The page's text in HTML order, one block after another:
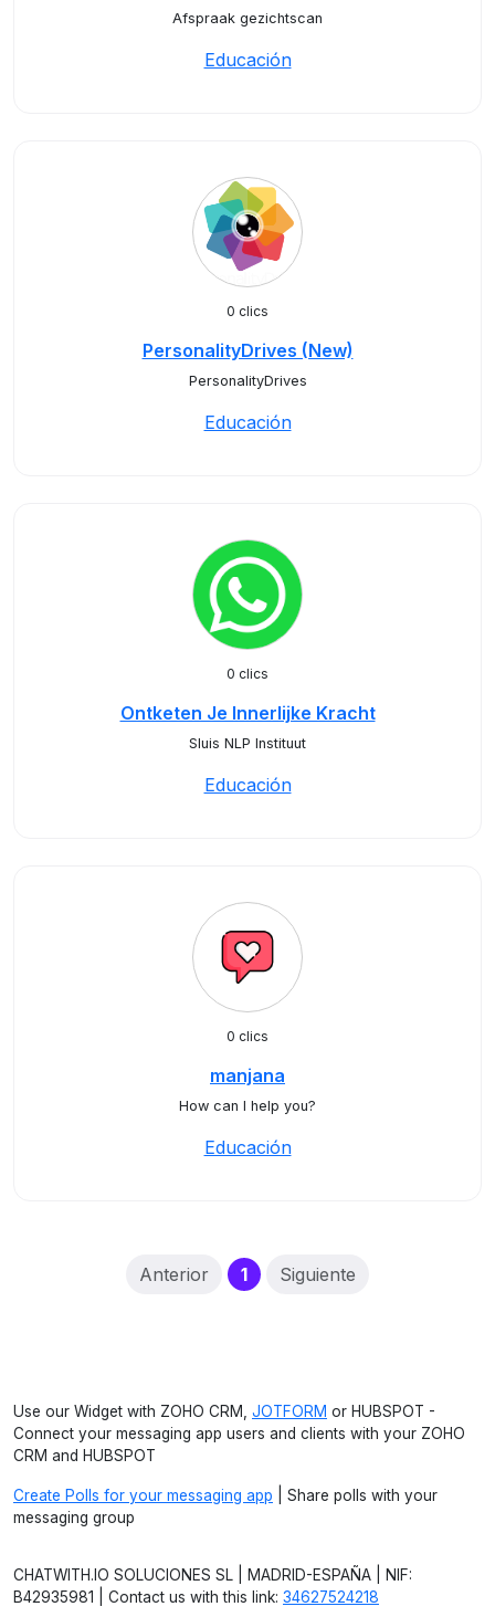
Afspraak gezichtscan
Educación
0 clics
PersonalityDrives (New)
PersonalityDrives
Educación
0 clics
Ontketen Je Innerlijke Kracht
Sluis NLP Instituut
Educación
0 clics
manjana
How can I help you?
Educación
Anterior 1(current)
Siguiente
Use our Widget with ZOHO CRM, JOTFORM or HUBSPOT -
Connect your messaging app users and clients with your ZOHO
CRM and HUBSPOT
Create Polls for your messaging app | Share polls with your
messaging group
CHATWITH.IO SOLUCIONES SL | MADRID-ESPAÑA | NIF:
B42935981 | Contact us with this link: 34627524218